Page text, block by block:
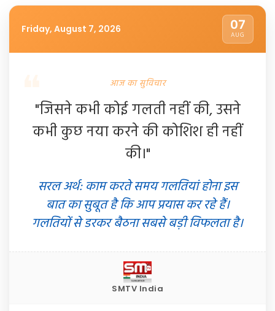
Friday, August 7, 2026 07
AUG
आज का सुविचार
"जिसने कभी कोई गलती नहीं की, उसने
कभी कुछ नया करने की कोशिश ही नहीं
की।"
सरल अर्थ: काम करते समय गलतियां होना इस
बात का सुबूत है कि आप प्रयास कर रहे हैं।
गलतियों से डरकर बैठना सबसे बड़ी विफलता है।
SMTV India